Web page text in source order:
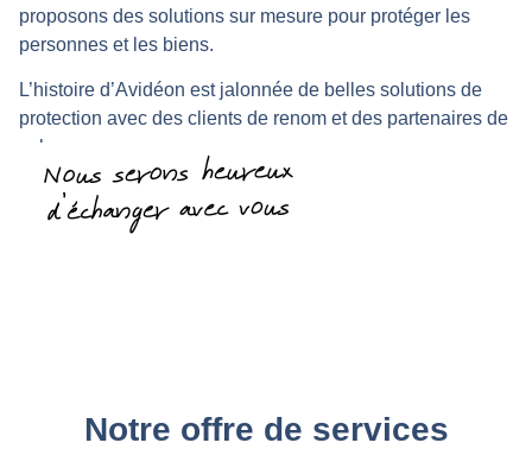
proposons des solutions sur mesure pour protéger les
personnes et les biens.
L’histoire d’Avidéon est jalonnée de belles solutions de
protection avec des clients de renom et des partenaires de
valeur.
Notre offre de services